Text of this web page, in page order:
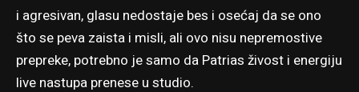
i agresivan, glasu nedostaje bes i osećaj da se ono
što se peva zaista i misli, ali ovo nisu nepremostive
prepreke, potrebno je samo da Patrias živost i energiju
live nastupa prenese u studio.